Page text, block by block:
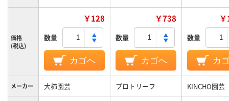
価格
(税込)
￥128
数量
カゴへ
￥738
数量
カゴへ
数量
カ
メーカー 大柿園芸 プロトリーフ KINCHO園芸